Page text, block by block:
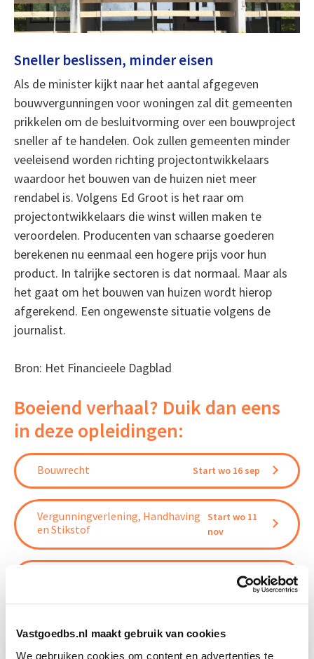
Vastgoedbs.nl maakt gebruik van cookies
We gebruiken cookies om content en advertenties te
Sneller beslissen, minder eisen
Als de minister kijkt naar het aantal afgegeven
bouwvergunningen voor woningen zal dit gemeenten
prikkelen om de besluitvorming over een bouwproject
sneller af te handelen. Ook zullen gemeenten minder
veeleisend worden richting projectontwikkelaars
waardoor het bouwen van de huizen niet meer
rendabel is. Volgens Ed Groot is het raar om
projectontwikkelaars die winst willen maken te
veroordelen. Producenten van schaarse goederen
berekenen nu eenmaal een hogere prijs voor hun
product. In talrijke sectoren is dat normaal. Maar als
het gaat om het bouwen van huizen wordt hierop
afgerekend. Een ongewenste situatie volgens de
journalist.
Bron: Het Financieele Dagblad
Boeiend verhaal? Duik dan eens
in deze opleidingen:
Bouwrecht Start wo 16 sep
Vergunningverlening, Handhaving
en Stikstof
Start wo 11
nov
Start wo 9 dec